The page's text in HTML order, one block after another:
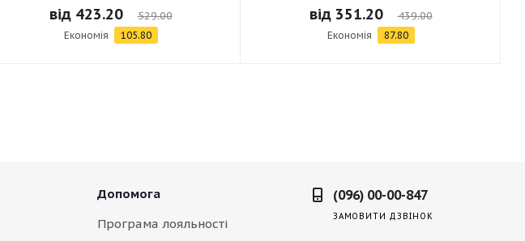
від 423.20 529.00
Економія 105.80
від 351.20 439.00
Економія 87.80
Допомога
Програма лояльності
(096) 00-00-847
ЗАМОВИТИ ДЗВІНОК